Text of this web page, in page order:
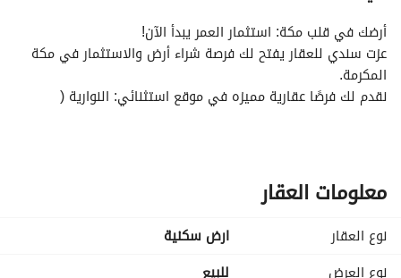
أرضك في قلب مكة: استثمار العمر يبدأ الآن!
المكرمة.
موقع قريب من الحرم: فقط 20 دقيقة عن الحرم المكي الشريف،
• قريب من الشوارع الرئيسية:
o الأرض على واجهتين شمالية وجنوبية
معلومات العقار
نوع العقار
ارض سكنية
نوع العرض
للبيع